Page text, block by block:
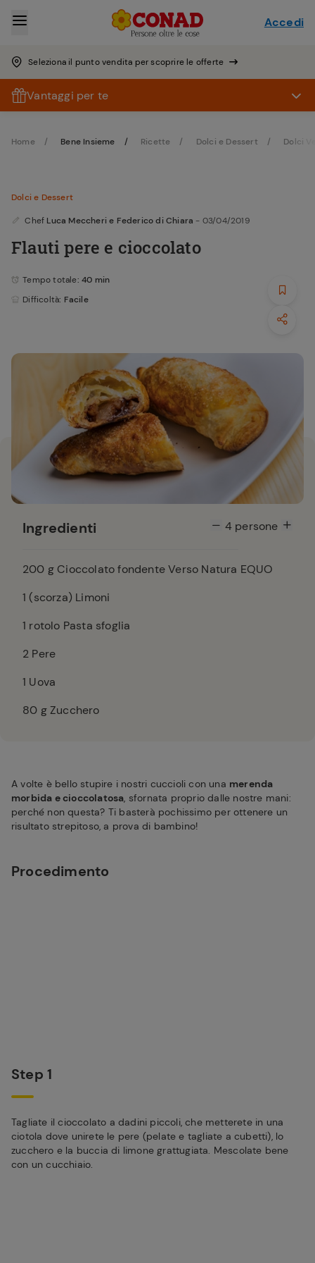
Seleziona il punto vendita per scoprire le offerte
Accedi
Vantaggi per te
Home Bene Insieme Ricette Dolci e Dessert Dolci
Dolci e Dessert
Chef Luca Meccheri e Federico di Chiara - 03/04/2019
Flauti pere e cioccolato
Tempo totale: 40 min
Difficoltà: Facile
Ingredienti 4persone
200 g Cioccolato fondente Verso Natura EQUO
1 (scorza) Limoni
1 rotolo Pasta sfoglia
2 Pere
1 Uova
80 g Zucchero
A volte è bello stupire i nostri cuccioli con una merenda
morbida e cioccolatosa, sfornata proprio dalle nostre mani:
perché non questa? Ti basterà pochissimo per ottenere un
risultato strepitoso, a prova di bambino!
Procedimento
Step 1
Tagliate il cioccolato a dadini piccoli, che metterete in una
ciotola dove unirete le pere (pelate e tagliate a cubetti), lo
zucchero e la buccia di limone grattugiata. Mescolate bene
con un cucchiaio.